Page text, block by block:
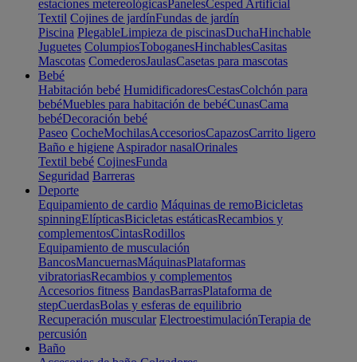
estaciones metereológicasPanelesCesped Artificial
Textil Cojines de jardínFundas de jardín
Piscina PlegableLimpieza de piscinasDuchaHinchable
Juguetes ColumpiosToboganesHinchablesCasitas
Mascotas ComederosJaulasCasetas para mascotas
Bebé
Habitación bebé HumidificadoresCestasColchón para
bebéMuebles para habitación de bebéCunasCama
bebéDecoración bebé
Paseo CocheMochilasAccesoriosCapazosCarrito ligero
Baño e higiene Aspirador nasalOrinales
Textil bebé CojinesFunda
Seguridad Barreras
Deporte
Equipamiento de cardio Máquinas de remoBicicletas
spinningElípticasBicicletas estáticasRecambios y
complementosCintasRodillos
Equipamiento de musculación
BancosMancuernasMáquinasPlataformas
vibratoriasRecambios y complementos
Accesorios fitness BandasBarrasPlataforma de
stepCuerdasBolas y esferas de equilibrio
Recuperación muscular ElectroestimulaciónTerapia de
percusión
Baño